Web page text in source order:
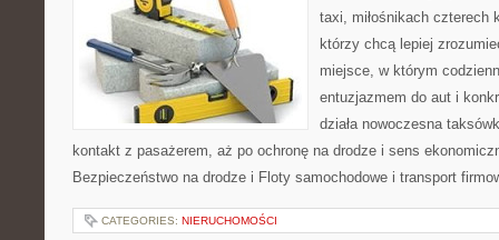
taxi, miłośnikach czterech
którzy chcą lepiej
miejsce, w którym
entuzjazmem do aut i
działa nowoczesna
kontakt z pasażerem, aż po ochronę na drodze i sens
Bezpieczeństwo na drodze i Floty samochodowe i transport
CATEGORIES: NIERUCHOMOŚCI